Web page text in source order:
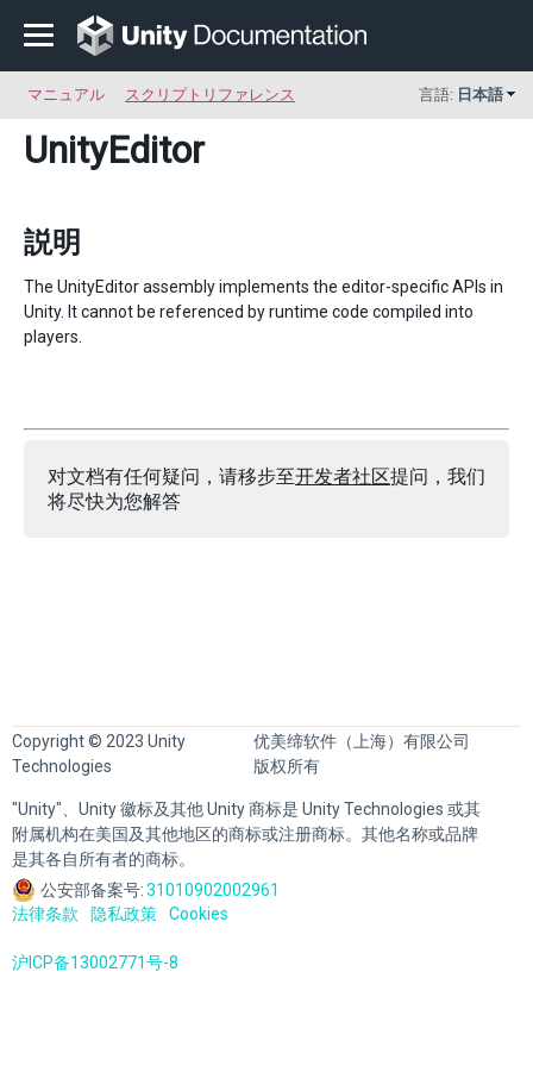
マニュアル スクリプトリファレンス 言語: 日本語
UnityEditor
説明
The UnityEditor assembly implements the editor-specific APIs in
Unity. It cannot be referenced by runtime code compiled into
players.
对文档有任何疑问，请移步至开发者社区提问，我们
将尽快为您解答
Copyright © 2023 Unity
Technologies
优美缔软件（上海）有限公司
版权所有
"Unity"、Unity 徽标及其他 Unity 商标是 Unity Technologies 或其
附属机构在美国及其他地区的商标或注册商标。其他名称或品牌
是其各自所有者的商标。
公安部备案号:31010902002961
法律条款
隐私政策 Cookies
沪ICP备13002771号-8